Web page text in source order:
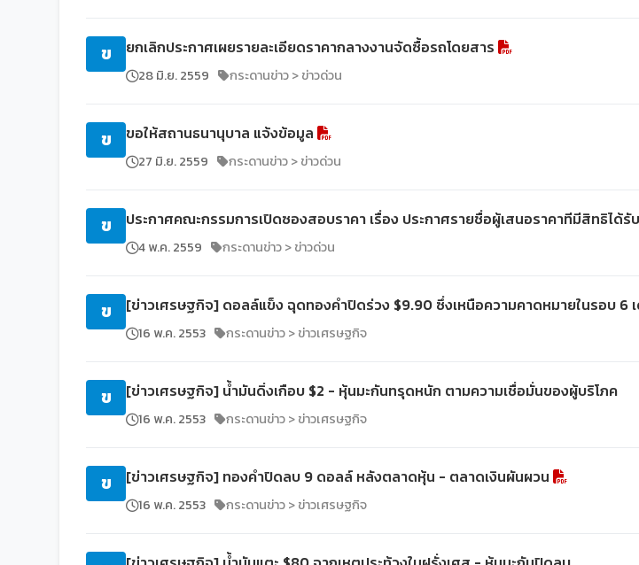
ข ยกเลิกประกาศเผยรายละเอียดราคากลางงานจัดซื้อรถโดยสาร
28 มิ.ย. 2559 กระดานข่าว > ข่าวด่วน
ข ขอให้สถานธนานุบาล แจ้งข้อมูล
27 มิ.ย. 2559 กระดานข่าว > ข่าวด่วน
ข ประกาศคณะกรรมการเปิดซองสอบราคา เรื่อง ประกาศรายชื่อผู้เสนอราคาทีมีสิทธิได้
4 พ.ค. 2559 กระดานข่าว > ข่าวด่วน
ข [ข่าวเศรษฐกิจ] ดอลล์แข็ง ฉุดทองคำปิดร่วง $9.90 ซึ่งเหนือความคาดหมายในรอบ 6
16 พ.ค. 2553 กระดานข่าว > ข่าวเศรษฐกิจ
ข [ข่าวเศรษฐกิจ] น้ำมันดิ่งเกือบ $2 - หุ้นมะกันทรุดหนัก ตามความเชื่อมั่นของผู้บริโภค
16 พ.ค. 2553 กระดานข่าว > ข่าวเศรษฐกิจ
ข [ข่าวเศรษฐกิจ] ทองคำปิดลบ 9 ดอลล์ หลังตลาดหุ้น - ตลาดเงินผันผวน
16 พ.ค. 2553 กระดานข่าว > ข่าวเศรษฐกิจ